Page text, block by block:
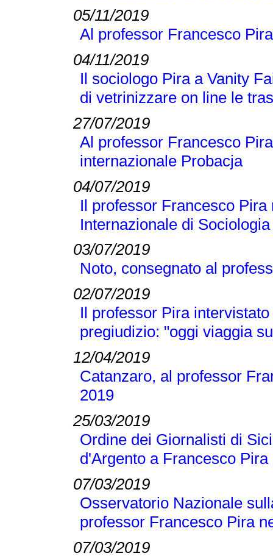
05/11/2019
Al professor Francesco
04/11/2019
Il sociologo Pira a Vanity
di vetrinizzare on line le
27/07/2019
Al professor Francesco
internazionale Probacja
04/07/2019
Il professor Francesco
Internazionale di
03/07/2019
Noto, consegnato al
02/07/2019
Il professor Pira
pregiudizio: "oggi viaggia
12/04/2019
Catanzaro, al professor
2019
25/03/2019
Ordine dei Giornalisti di
d'Argento a Francesco Pira
07/03/2019
Osservatorio Nazionale
professor Francesco Pira
07/03/2019